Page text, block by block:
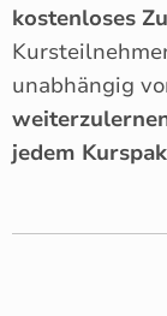
kostenloses
unabhängig
jedem